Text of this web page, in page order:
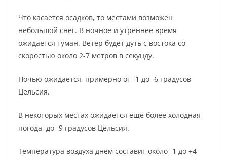
Что касается осадков, то местами возможен
небольшой снег. В ночное и утреннее время
ожидается туман. Ветер будет дуть с востока со
скоростью около 2-7 метров в секунду.
Ночью ожидается, примерно от -1 до -6 градусов
Цельсия.
В некоторых местах ожидается еще более холодная
погода, до -9 градусов Цельсия.
Температура воздуха днем составит около -1 до +4